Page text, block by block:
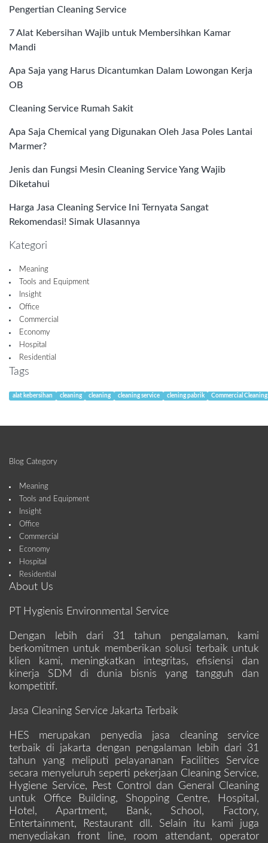
Pengertian Cleaning Service
7 Alat Kebersihan Wajib untuk Membersihkan Kamar
Mandi
Apa Saja yang Harus Dicantumkan Dalam Lowongan Kerja
OB
Cleaning Service Rumah Sakit
Apa Saja Chemical yang Digunakan Oleh Jasa Poles Lantai
Marmer?
Jenis dan Fungsi Mesin Cleaning Service Yang Wajib
Diketahui
Harga Jasa Cleaning Service Ini Ternyata Sangat
Rekomendasi! Simak Ulasannya
Kategori
Meaning
Tools and Equipment
Insight
Office
Commercial
Economy
Hospital
Residential
Tags
alat kebersihan cleaning cleaning cleaning service clening pabrik Commercial Cleaning
Blog Category
Meaning
Tools and Equipment
Insight
Office
Commercial
Economy
Hospital
Residential
About Us
PT Hygienis Environmental Service
Dengan lebih dari 31 tahun pengalaman, kami
berkomitmen untuk memberikan solusi terbaik untuk
klien kami, meningkatkan integritas, efisiensi dan
kinerja SDM di dunia bisnis yang tangguh dan
kompetitif.
Jasa Cleaning Service Jakarta Terbaik
HES merupakan penyedia jasa cleaning service
terbaik di jakarta dengan pengalaman lebih dari 31
tahun yang meliputi pelayananan Facilities Service
secara menyeluruh seperti pekerjaan Cleaning Service,
Hygiene Service, Pest Control dan General Cleaning
untuk Office Building, Shopping Centre, Hospital,
Hotel, Apartment, Bank, School, Factory,
Entertainment, Restaurant dll. Selain itu kami juga
menyediakan front line, room attendant, operator